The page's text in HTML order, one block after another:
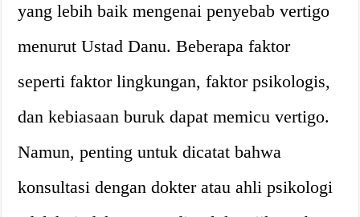
yang lebih baik mengenai penyebab vertigo
menurut Ustad Danu. Beberapa faktor
seperti faktor lingkungan, faktor psikologis,
dan kebiasaan buruk dapat memicu vertigo.
Namun, penting untuk dicatat bahwa
konsultasi dengan dokter atau ahli psikologi